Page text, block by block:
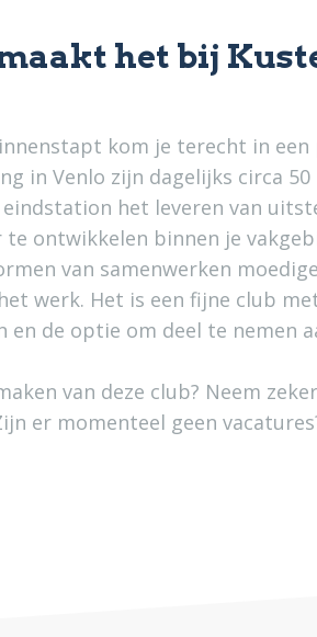
maakt het bij
kom je terecht in
in Venlo zijn dagelijks circa
het leveren van
ontwikkelen binnen je
van samenwerken
werk. Het is een fijne club
en de optie om deel te nemen
van deze club? Neem
er momenteel geen